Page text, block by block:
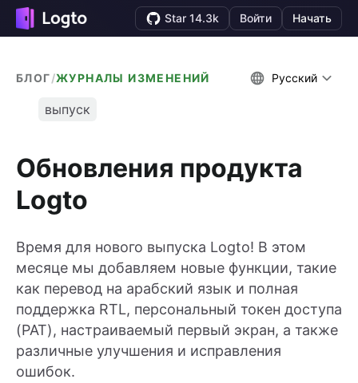
Star 14.3k Войти Начать
БЛОГ/ЖУРНАЛЫ ИЗМЕНЕНИЙ Русский
выпуск
Обновления продукта
Logto
Время для нового выпуска Logto! В этом
месяце мы добавляем новые функции, такие
как перевод на арабский язык и полная
поддержка RTL, персональный токен доступа
(PAT), настраиваемый первый экран, а также
различные улучшения и исправления
ошибок.